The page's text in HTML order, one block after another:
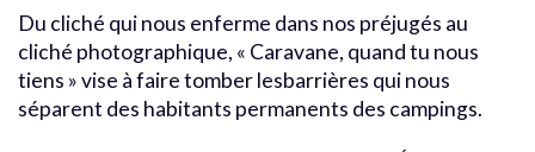
Du cliché qui nous enferme dans nos préjugés au
cliché photographique, « Caravane, quand tu nous
tiens » vise à faire tomber lesbarrières qui nous
séparent des habitants permanents des campings.